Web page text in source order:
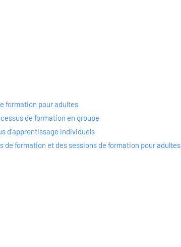
formation pour adultes
de formation en groupe
d'apprentissage individuels
de formation et des sessions de formation pour adultes